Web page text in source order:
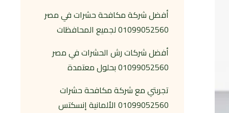
أفضل شركة مكافحة حشرات في مصر
01099052560 لجميع المحافظات
أفضل شركات رش الحشرات في مصر
01099052560 بحلول معتمدة
تجربتي مع شركة مكافحة حشرات
01099052560 الألمانية إنسكتس